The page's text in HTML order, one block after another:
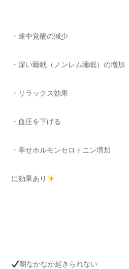
・途中覚醒の減少
・深い睡眠（ノンレム睡眠）の増加
・リラックス効果
・血圧を下げる
・幸せホルモンセロトニン増加
に効果あり
朝なかなか起きられない